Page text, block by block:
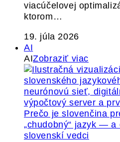
viacúčelovej
ktorom…
19. júla 2026
AI
AIZobraziť viac
Prečo je slovenčina
„chudobný“ jazyk — a
slovenskí vedci